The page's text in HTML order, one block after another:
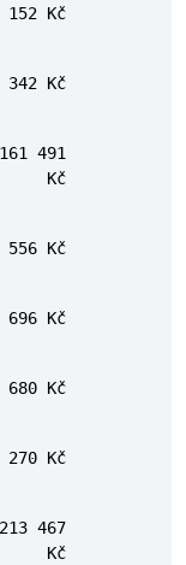
152 Kč
342 Kč
161 491
Kč
556 Kč
696 Kč
680 Kč
270 Kč
213 467
Kč